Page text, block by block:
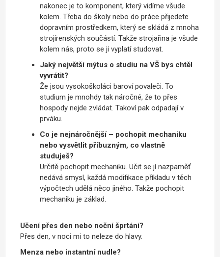
nakonec je to komponent, který vidíme všude
kolem. Třeba do školy nebo do práce přijedete
dopravním prostředkem, který se skládá z mnoha
strojírenských součástí. Takže strojařina je všude
kolem nás, proto se ji vyplatí studovat.
Jaký největší mýtus o studiu na VŠ bys chtěl
vyvrátit?
Že jsou vysokoškoláci baroví povaleči. To
studium je mnohdy tak náročné, že to přes
hospody nejde zvládat. Takoví pak odpadají v
prváku.
Co je nejnáročnější – pochopit mechaniku
nebo vysvětlit příbuzným, co vlastně
studuješ?
Určitě pochopit mechaniku. Učit se jí nazpaměť
nedává smysl, každá modifikace příkladu v těch
výpočtech udělá něco jiného. Takže pochopit
mechaniku je základ.
Učení přes den nebo noční šprtání?
Přes den, v noci mi to neleze do hlavy.
Menza nebo instantní nudle?